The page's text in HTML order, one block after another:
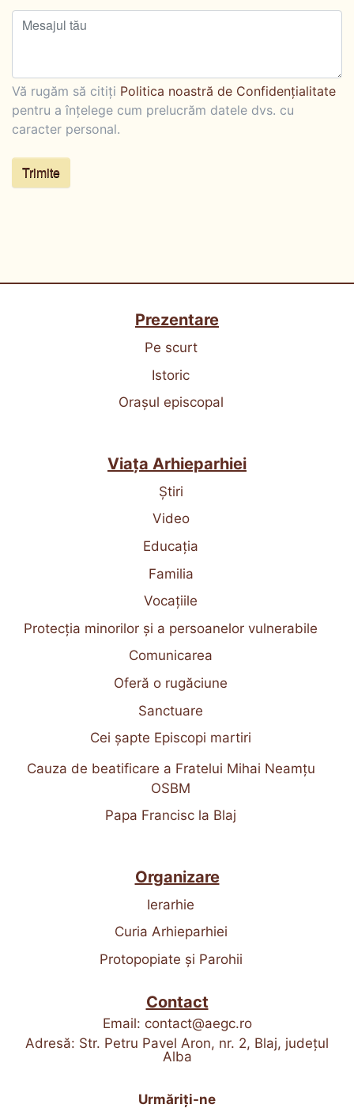
Vă rugăm să citiți Politica noastră de Confidențialitate
pentru a înțelege cum prelucrăm datele dvs. cu
caracter personal.
Trimite
Prezentare
Pe scurt
Istoric
Orașul episcopal
Viața Arhieparhiei
Știri
Video
Educația
Familia
Vocațiile
Protecția minorilor și a persoanelor vulnerabile
Comunicarea
Oferă o rugăciune
Sanctuare
Cei șapte Episcopi martiri
Cauza de beatificare a Fratelui Mihai Neamțu
OSBM
Papa Francisc la Blaj
Organizare
Ierarhie
Curia Arhieparhiei
Protopopiate și Parohii
Contact
Email: contact@aegc.ro
Adresă: Str. Petru Pavel Aron, nr. 2, Blaj, județul
Alba
Urmăriți-ne